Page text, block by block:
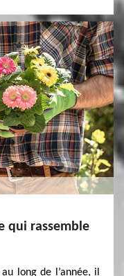
qui rassemble
long de l’année, il